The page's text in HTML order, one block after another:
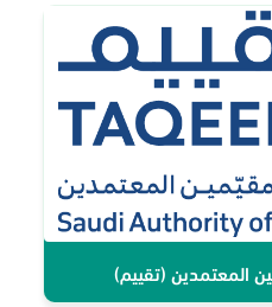
المعتمدين (تقييم)